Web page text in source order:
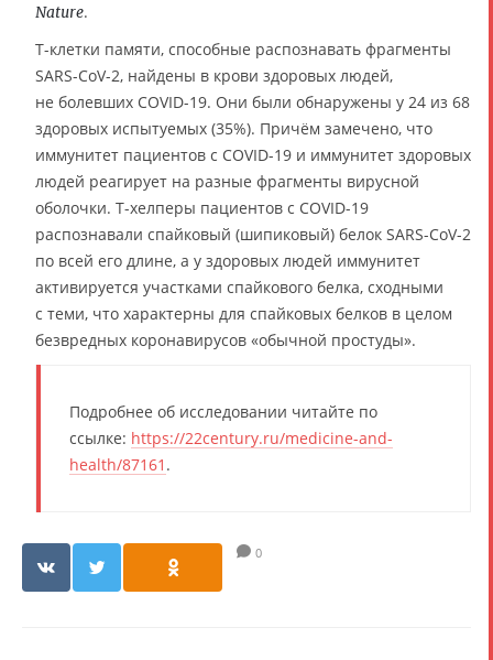
Nature.
Т-клетки памяти, способные распознавать фрагменты
SARS-CoV-2, найдены в крови здоровых людей,
не болевших COVID-19. Они были обнаружены у 24 из 68
здоровых испытуемых (35%). Причём замечено, что
иммунитет пациентов с COVID-19 и иммунитет здоровых
людей реагирует на разные фрагменты вирусной
оболочки. Т-хелперы пациентов с COVID-19
распознавали спайковый (шипиковый) белок SARS-CoV-2
по всей его длине, а у здоровых людей иммунитет
активируется участками спайкового белка, сходными
с теми, что характерны для спайковых белков в целом
безвредных коронавирусов «обычной простуды».
Подробнее об исследовании читайте по
ссылке: https://22century.ru/medicine-and-
health/87161 .
0